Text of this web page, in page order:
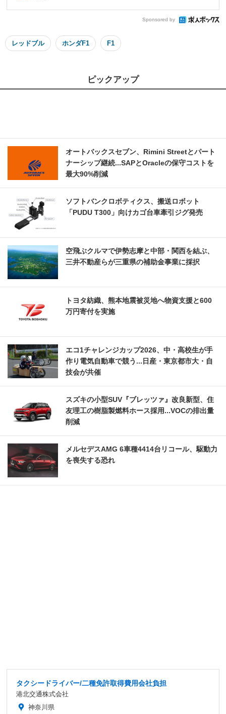
Sponsored by
レッドブル ホンダF1 F1
ピックアップ
オートバックスセブン、Rimini Streetとパート
ナーシップ継続...SAPとOracleの保守コストを
最大90%削減
ソフトバンクロボティクス、搬送ロボット
「PUDU T300」向けカゴ台車牽引ジグ発売
空飛ぶクルマで伊勢志摩と中部・関西を結ぶ、
三井不動産らが三重県の補助金事業に採択
トヨタ紡織、熊本地震被災地へ物資支援と600
万円寄付を実施
エコ1チャレンジカップ2026、中・高校生が手
作り電気自動車で競う...日産・東京都市大・自
技会が共催
スズキの小型SUV『ブレッツァ』改良新型、住
友理工の樹脂製燃料ホース採用...VOCの排出量
削減
メルセデスAMG 6車種4414台リコール、駆動力
を喪失する恐れ
タクシードライバー/二種免許取得費用会社負担
港北交通株式会社
神奈川県